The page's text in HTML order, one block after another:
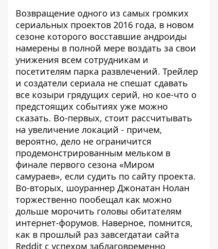
Возвращение одного из самых громких
сериальных проектов 2016 года, в новом
сезоне которого восставшие андроиды
намерены в полной мере воздать за свои
унижения всем сотрудникам и
посетителям парка развлечений. Трейлер
и создатели сериала не спешат сдавать
все козыри грядущих серий, но кое-что о
предстоящих событиях уже можно
сказать. Во-первых, стоит рассчитывать
на увеличение локаций - причем,
вероятно, дело не ограничится
продемонстрированным мельком в
финале первого сезона «Миром
самураев», если судить по сайту проекта.
Во-вторых, шоураннер Джонатан Нолан
торжественно пообещал как можно
дольше морочить головы обитателям
интернет-форумов. Наверное, помнится,
как в прошлый раз завсегдатаи сайта
Reddit с успехом заблаговременно